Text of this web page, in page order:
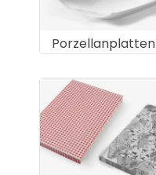
Porzellanplatten